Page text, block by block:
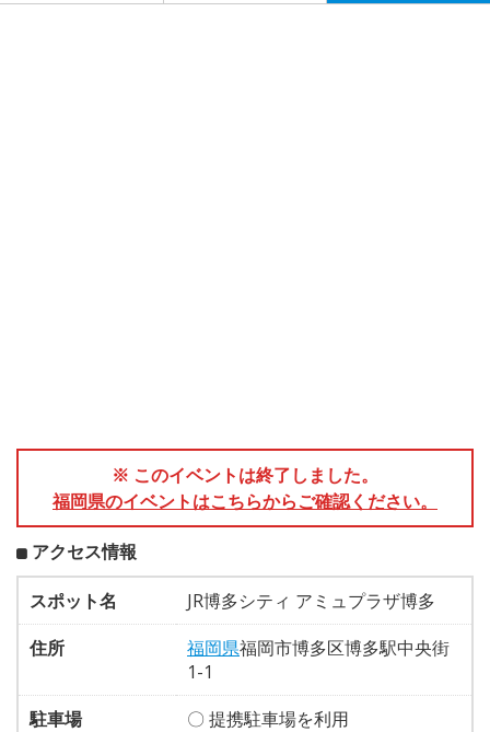
※ このイベントは終了しました。
福岡県のイベントはこちらからご確認ください。
アクセス情報
スポット名
JR博多シティ アミュプラザ博多
住所
福岡県福岡市博多区博多駅中央街
1-1
駐車場
〇 提携駐車場を利用